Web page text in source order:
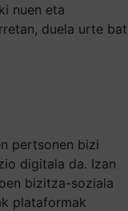
nuen eta
duela urte bat
pertsonen bizi
digitala da. Izan
bizitza-soziala
plataformak